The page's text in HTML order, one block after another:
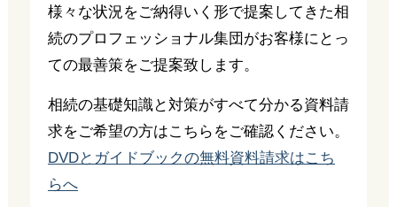
様々な状況をご納得いく形で提案してきた相
続のプロフェッショナル集団がお客様にとっ
ての最善策をご提案致します。
相続の基礎知識と対策がすべて分かる資料請
求をご希望の方はこちらをご確認ください。
DVDとガイドブックの無料資料請求はこち
らへ